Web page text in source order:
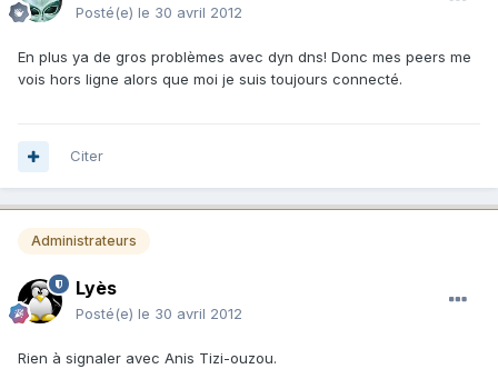
Posté(e) le 30 avril 2012
En plus ya de gros problèmes avec dyn dns! Donc mes peers me
vois hors ligne alors que moi je suis toujours connecté.
Citer
Administrateurs
Lyès
Posté(e) le 30 avril 2012
Rien à signaler avec Anis Tizi-ouzou.